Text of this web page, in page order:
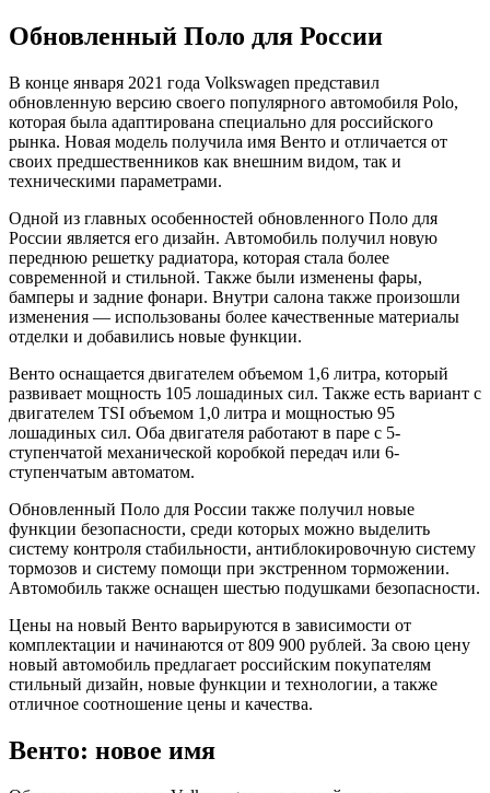
Обновленный Поло для России
В конце января 2021 года Volkswagen представил
обновленную версию своего популярного автомобиля Polo,
которая была адаптирована специально для российского
рынка. Новая модель получила имя Венто и отличается от
своих предшественников как внешним видом, так и
техническими параметрами.
Одной из главных особенностей обновленного Поло для
России является его дизайн. Автомобиль получил новую
переднюю решетку радиатора, которая стала более
современной и стильной. Также были изменены фары,
бамперы и задние фонари. Внутри салона также произошли
изменения — использованы более качественные материалы
отделки и добавились новые функции.
Венто оснащается двигателем объемом 1,6 литра, который
развивает мощность 105 лошадиных сил. Также есть вариант с
двигателем TSI объемом 1,0 литра и мощностью 95
лошадиных сил. Оба двигателя работают в паре с 5-
ступенчатой механической коробкой передач или 6-
ступенчатым автоматом.
Обновленный Поло для России также получил новые
функции безопасности, среди которых можно выделить
систему контроля стабильности, антиблокировочную систему
тормозов и систему помощи при экстренном торможении.
Автомобиль также оснащен шестью подушками безопасности.
Цены на новый Венто варьируются в зависимости от
комплектации и начинаются от 809 900 рублей. За свою цену
новый автомобиль предлагает российским покупателям
стильный дизайн, новые функции и технологии, а также
отличное соотношение цены и качества.
Венто: новое имя